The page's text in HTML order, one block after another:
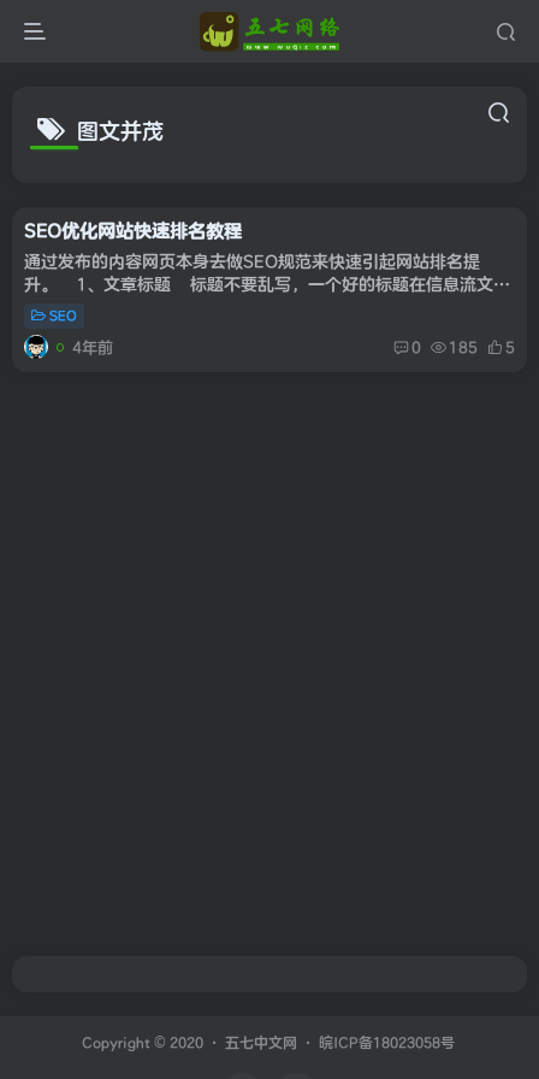
图文并茂
SEO优化网站快速排名教程
通过发布的内容网页本身去做SEO规范来快速引起网站排名提
升。 1、文章标题 标题不要乱写，一个好的标题在信息流文章
里面利于推荐和用户的转载，所以大家可以看到我的文章标题带上
了福...
SEO
4年前 0 185 5
Copyright © 2020 · 五七中文网 · 皖ICP备18023058号